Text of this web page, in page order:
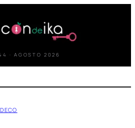
· AGOSTO 2026